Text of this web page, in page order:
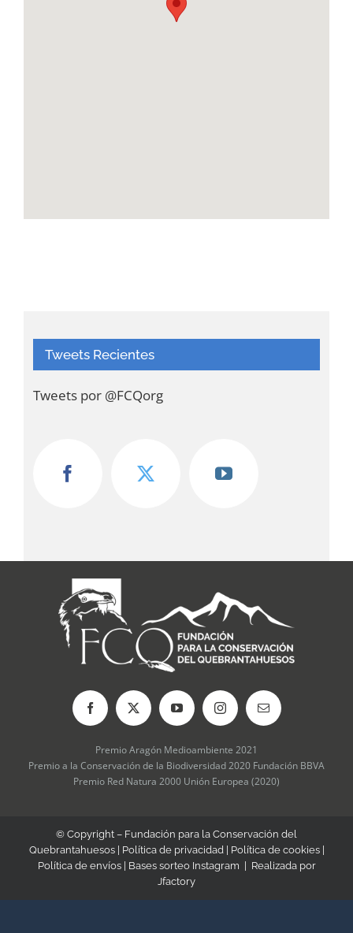
Tweets Recientes
Tweets por @FCQorg
Premio Aragón Medioambiente 2021
Premio a la Conservación de la Biodiversidad 2020 Fundación BBVA
Premio Red Natura 2000 Unión Europea (2020)
© Copyright – Fundación para la Conservación del
Quebrantahuesos | Política de privacidad| Política de cookies|
Política de envíos| Bases sorteo Instagram | Realizada por
Jfactory